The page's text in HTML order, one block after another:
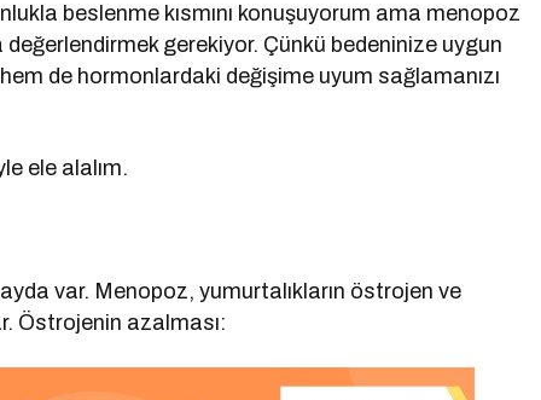
beslenme kısmını konuşuyorum ama menopoz
gerekiyor. Çünkü bedeninize uygun
de hormonlardaki değişime uyum sağlamanızı
ele alalım.
var. Menopoz, yumurtalıkların östrojen ve
Östrojenin azalması: